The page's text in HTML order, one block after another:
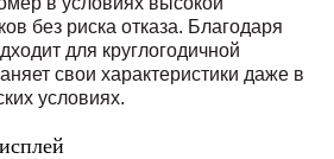
без риска отказа. Благодаря
для круглогодичной
свои характеристики даже в
условиях.